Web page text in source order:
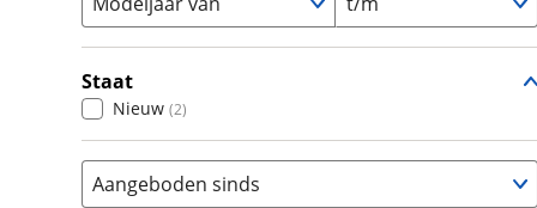
Staat
Nieuw (2)
Aangeboden sinds